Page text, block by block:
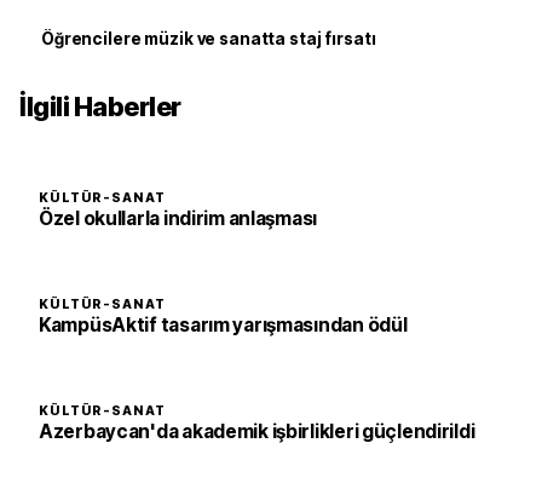
Öğrencilere müzik ve sanatta staj fırsatı
İlgili Haberler
KÜLTÜR-SANAT
Özel okullarla indirim anlaşması
KÜLTÜR-SANAT
KampüsAktif tasarım yarışmasından ödül
KÜLTÜR-SANAT
Azerbaycan'da akademik işbirlikleri güçlendirildi